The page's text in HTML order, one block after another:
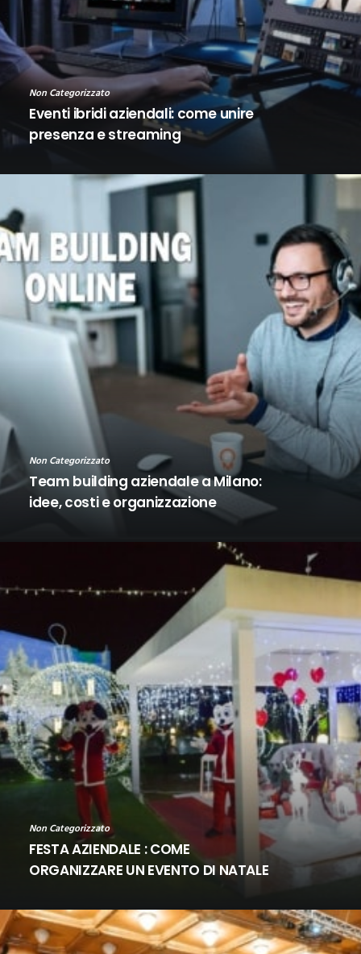
Non Categorizzato
Eventi ibridi aziendali: come unire
presenza e streaming
Non Categorizzato
Team building aziendale a Milano:
idee, costi e organizzazione
Non Categorizzato
FESTA AZIENDALE : COME
ORGANIZZARE UN EVENTO DI NATALE